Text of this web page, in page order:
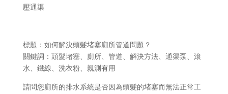
壓通渠
標題：如何解決頭髮堵塞廁所管道問題？
關鍵詞：頭髮堵塞、廁所、管道、解決方法、通渠泵、滾
水、鐵線、洗衣粉、親測有用
請問您廁所的排水系統是否因為頭髮的堵塞而無法正常工